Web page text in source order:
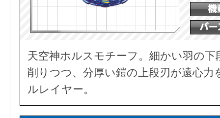
天空神ホルスモチーフ。細かい羽の
削りつつ、分厚い鎧の上段刃が遠心
ルレイヤー。